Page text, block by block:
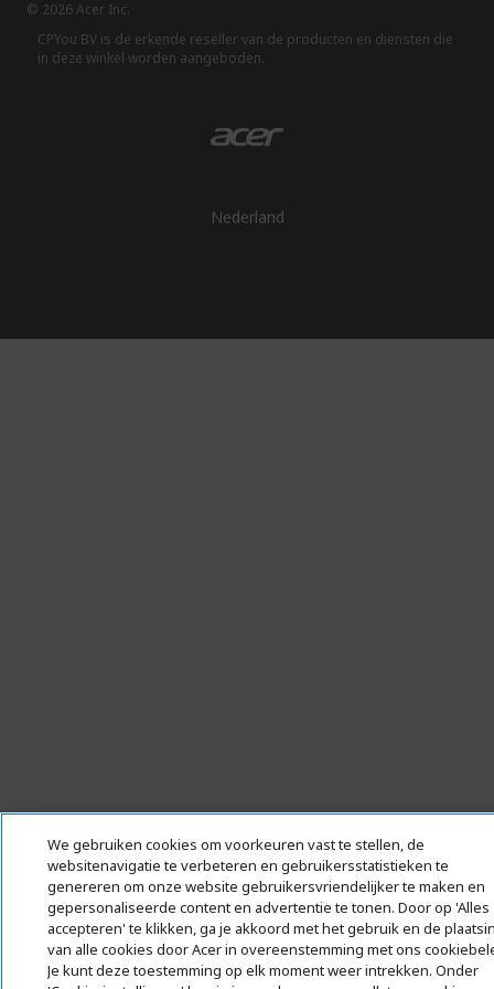
© 2026 Acer Inc.
CPYou BV is de erkende reseller van de producten en diensten die
in deze winkel worden aangeboden.
Nederland
We gebruiken cookies om voorkeuren vast te stellen, de
websitenavigatie te verbeteren en gebruikersstatistieken te
genereren om onze website gebruikersvriendelijker te maken en
gepersonaliseerde content en advertentie te tonen. Door op 'Alles
accepteren' te klikken, ga je akkoord met het gebruik en de
van alle cookies door Acer in overeenstemming met ons
Je kunt deze toestemming op elk moment weer intrekken. Onder